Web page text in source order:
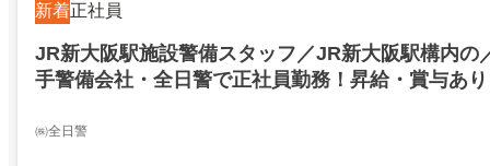
新着正社員
JR新大阪駅施設警備スタッフ／JR新大阪駅構内の
手警備会社・全日警で正社員勤務！昇給・賞与あ
㈱全日警